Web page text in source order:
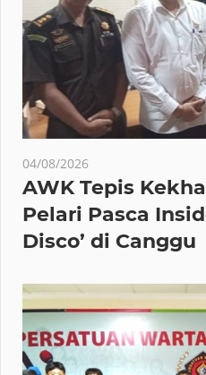
04/08/2026
AWK Tepis
Pelari Pasca
Disco’ di Canggu